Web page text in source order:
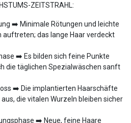
ZEITSTRAHL:
➡️ Minimale Rötungen und leichte
auftreten; das lange Haar verdeckt
➡️ Es bilden sich feine Punkte
die täglichen Spezialwäschen sanft
➡️ Die implantierten Haarschäfte
die vitalen Wurzeln bleiben sicher
➡️ Neue, feine Haare